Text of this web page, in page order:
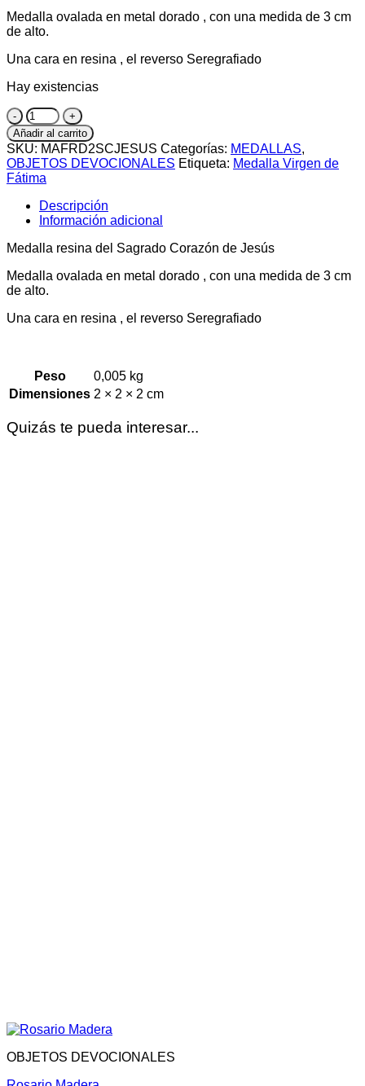
Medalla ovalada en metal dorado , con una medida de 3 cm
de alto.
Una cara en resina , el reverso Seregrafiado
Hay existencias
Medalla
resina
del
Sagrado
Corazón
de
Jesús
cantidad
Añadir al carrito
SKU: MAFRD2SCJESUS Categorías: MEDALLAS,
OBJETOS DEVOCIONALES Etiqueta: Medalla Virgen de
Fátima
Descripción
Información adicional
Medalla resina del Sagrado Corazón de Jesús
Medalla ovalada en metal dorado , con una medida de 3 cm
de alto.
Una cara en resina , el reverso Seregrafiado
Peso
0,005 kg
Dimensiones 2 × 2 × 2 cm
Quizás te pueda interesar...
OBJETOS DEVOCIONALES